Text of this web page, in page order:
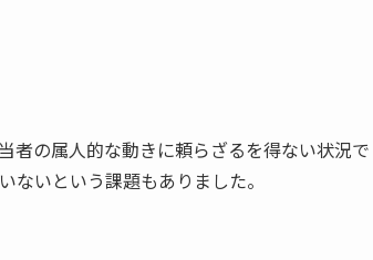
者の属人的な動きに頼らざるを得ない状況で
いという課題もありました。